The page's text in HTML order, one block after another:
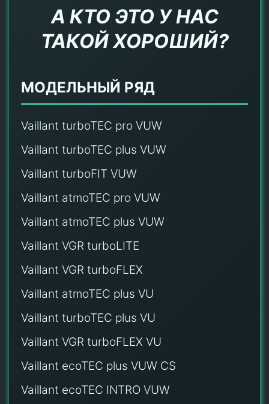
А КТО ЭТО У НАС
ТАКОЙ ХОРОШИЙ?
МОДЕЛЬНЫЙ РЯД
Vaillant turboTEC pro VUW
Vaillant turboTEC plus VUW
Vaillant turboFIT VUW
Vaillant atmoTEC pro VUW
Vaillant atmoTEC plus VUW
Vaillant VGR turboLITE
Vaillant VGR turboFLEX
Vaillant atmoTEC plus VU
Vaillant turboTEC plus VU
Vaillant VGR turboFLEX VU
Vaillant ecoTEC plus VUW CS
Vaillant ecoTEC INTRO VUW